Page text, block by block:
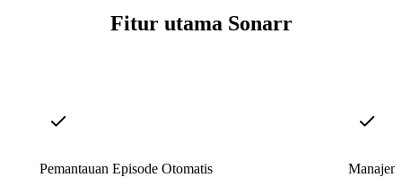
Fitur utama Sonarr
Pemantauan Episode Otomatis